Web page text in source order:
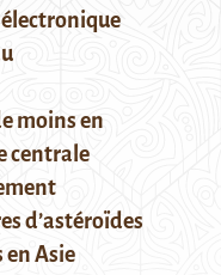
moins en
centrale
d’astéroïdes
en Asie